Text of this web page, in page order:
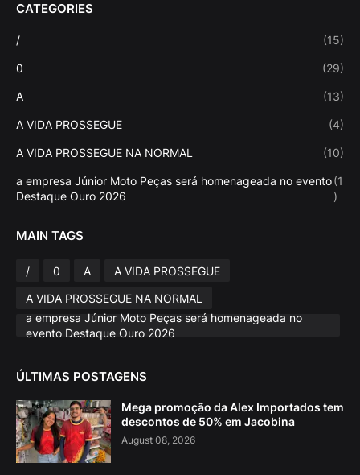
CATEGORIES
/ (15)
0 (29)
A (13)
A VIDA PROSSEGUE (4)
A VIDA PROSSEGUE NA NORMAL (10)
a empresa Júnior Moto Peças será homenageada no evento
Destaque Ouro 2026
(1
)
MAIN TAGS
/ 0 A
A VIDA PROSSEGUE
A VIDA PROSSEGUE NA NORMAL
a empresa Júnior Moto Peças será homenageada no
evento Destaque Ouro 2026
ÚLTIMAS POSTAGENS
Mega promoção da Alex Importados tem
descontos de 50% em Jacobina
August 08, 2026